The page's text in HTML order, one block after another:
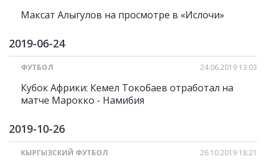
Максат Алыгулов на просмотре в «Ислочи»
2019-06-24
ФУТБОЛ 24.06.2019 13:03
Кубок Африки: Кемел Токобаев отработал на
матче Марокко - Намибия
2019-10-26
КЫРГЫЗСКИЙ ФУТБОЛ 26.10.2019 18:21